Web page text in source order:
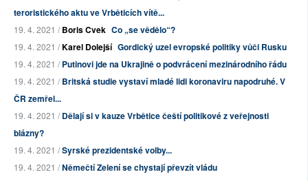
teroristického aktu ve Vrběticích vítě...
19. 4. 2021 /Boris Cvek Co „se vědělo“?
19. 4. 2021 /Karel Dolejší Gordický uzel evropské politiky vůči Rusku
19. 4. 2021 /Putinovi jde na Ukrajině o podvrácení mezinárodního řádu
19. 4. 2021 /Britská studie vystaví mladé lidi koronaviru napodruhé. V
ČR zemřel...
19. 4. 2021 /Dělají si v kauze Vrbětice čeští politikové z veřejnosti
blázny?
19. 4. 2021 /Syrské prezidentské volby...
19. 4. 2021 /Němečtí Zelení se chystají převzít vládu